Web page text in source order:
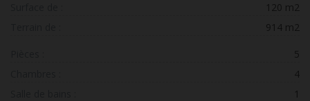
120 m2
914 m2
5
4
1